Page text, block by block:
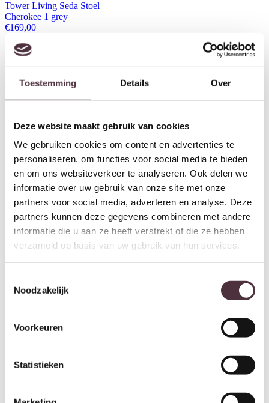
Toestemming Details Over
Deze website maakt gebruik van cookies
We gebruiken cookies om content en advertenties te
personaliseren, om functies voor social media te bieden
en om ons websiteverkeer te analyseren. Ook delen we
informatie over uw gebruik van onze site met onze
partners voor social media, adverteren en analyse. Deze
partners kunnen deze gegevens combineren met andere
informatie die u aan ze heeft verstrekt of die ze hebben
verzameld op basis van uw gebruik van hun services.
Noodzakelijk
Voorkeuren
Statistieken
Tower Living Seda Stoel –
Cherokee 1 grey
€169,00
Tower Living Perano Stoel –
fabric Adore 12 Sand
139,00
Tower Living Perano Stoel –
fabric Adore 29 Dark grey
€139,00
Tower Living Padola Stoel –
Tower Living Padola Stoel –